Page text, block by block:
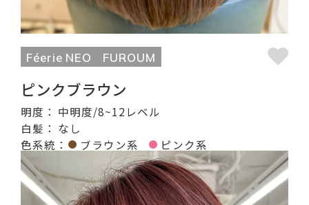
Féerie NEO FUROUM
ピンクブラウン
明度： 中明度/8~12レベル
白髪： なし
色系統：
ブラウン系 ピンク系
記事